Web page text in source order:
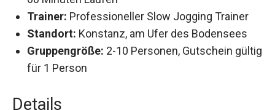
davon 60 Minuten Laufen
Trainer: Professioneller Slow Jogging Trainer
Standort: Konstanz, am Ufer des Bodensees
Gruppengröße: 2-10 Personen, Gutschein
gültig für 1 Person